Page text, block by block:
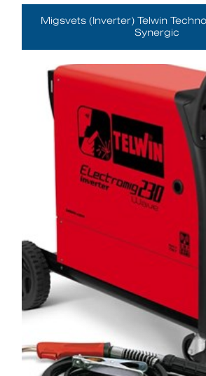
Migsvets (Inverter) Telwin
Synergic